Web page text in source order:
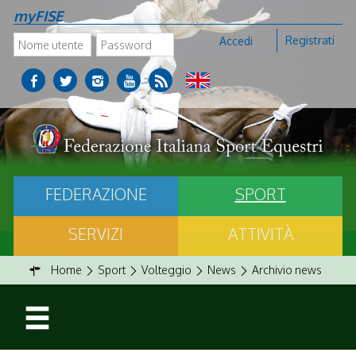
myFISE
Accedi Registrati
FEDERAZIONE
SPORT
SERVIZI
ATTIVITÀ
Home Sport Volteggio News Archivio news